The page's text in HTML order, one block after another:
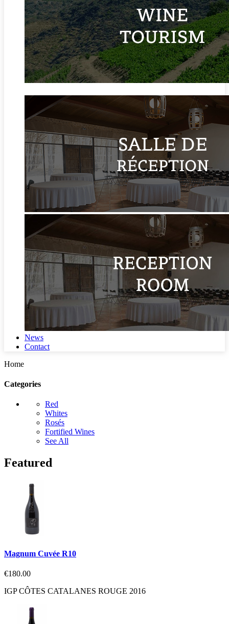
News
Contact
Home
Categories
Red
Whites
Rosés
Fortified Wines
See All
Featured
Magnum Cuvée R10
€180.00
IGP CÔTES CATALANES ROUGE 2016